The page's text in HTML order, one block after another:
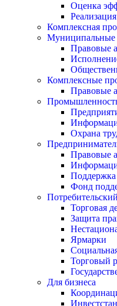
Оценка
Комплексная
Муниципальные
Правовые
Комплексные
Правовые
Охрана
Правовые
Поддержка
Фонд
Торговая
Защита
Ярмарки
Торговый
Для бизнеса